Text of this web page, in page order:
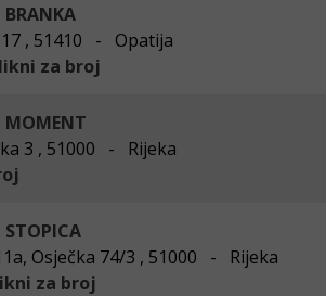
BRANKA
, 51410 - Opatija
za broj
MOMENT
3 , 51000 - Rijeka
STOPICA
Osječka 74/3 , 51000 - Rijeka
za broj